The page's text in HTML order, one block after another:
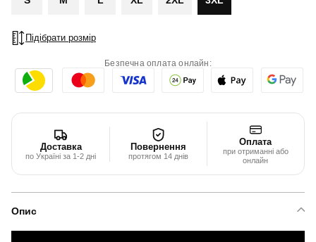
Підібрати розмір
Безпечна оплата онлайн:
Доставка
по Україні за 1-2 дні
Повернення
протягом 14 днів
Оплата
при отриманні або
онлайн
Опис